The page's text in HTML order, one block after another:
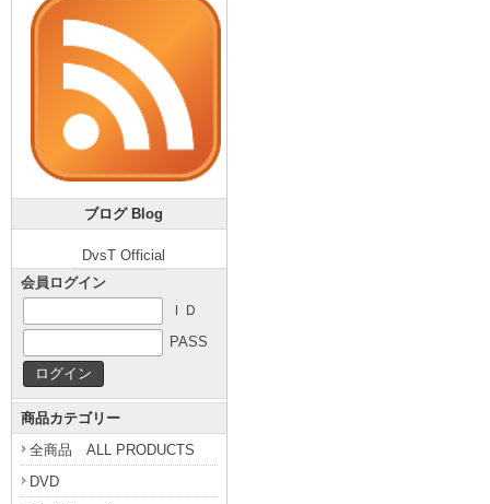
ブログ Blog
DvsT Official
会員ログイン
ＩＤ
PASS
商品カテゴリー
全商品 ALL PRODUCTS
DVD